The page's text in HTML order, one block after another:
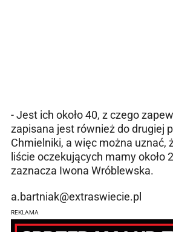
- Jest ich około 40, z czego
zapisana jest również do drugiej
Chmielniki, a więc można uznać,
liście oczekujących mamy około
zaznacza Iwona Wróblewska.
a.bartniak@extraswiecie.pl
REKLAMA